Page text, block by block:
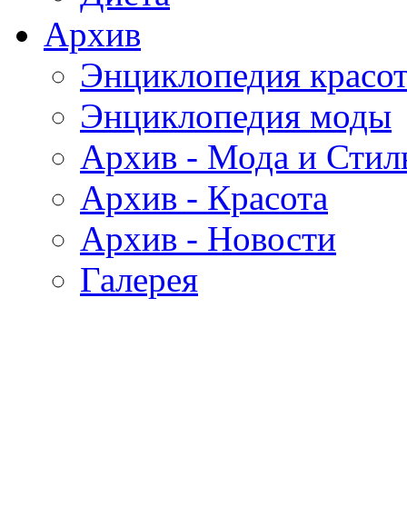
Архив
Энциклопедия
Энциклопедия моды
Архив - Мода и
Архив - Красота
Архив - Новости
Галерея